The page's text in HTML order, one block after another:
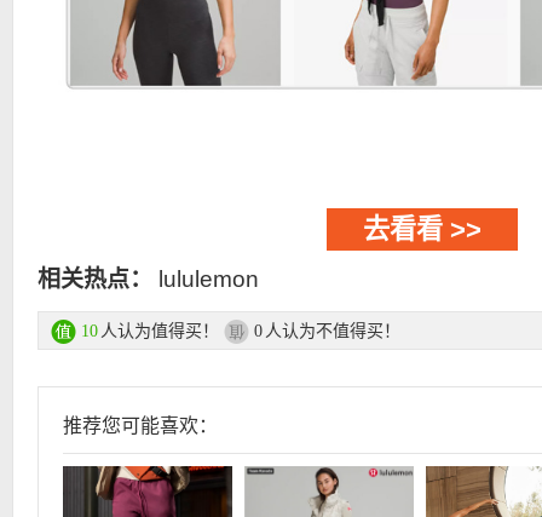
去看看 >>
相关热点： lululemon
10 人认为值得买！ 0 人认为不值得买！
推荐您可能喜欢：